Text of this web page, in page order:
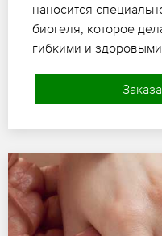
наносится
биогеля, которое
гибкими и